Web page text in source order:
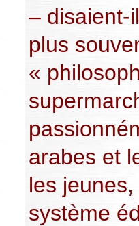
– disaient-
plus
«
arabes et
les
système